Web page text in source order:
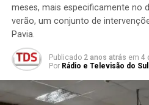
meses, mais especificamente no
verão, um conjunto de
Pavia.
Publicado 2 anos atrás em 4
Por Rádio e Televisão do Sul